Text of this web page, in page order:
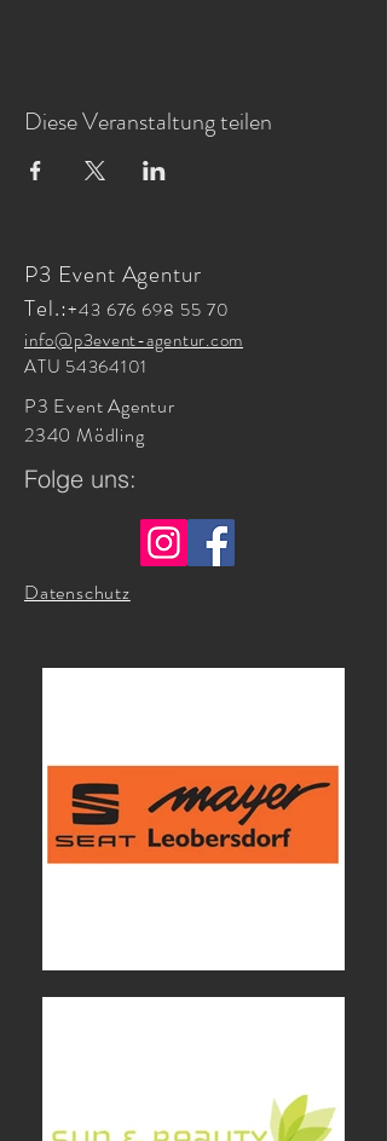
Diese Veranstaltung teilen
P3 Event Agentur
Tel.:+43 676 698 55 70
info@p3event-agentur.com
ATU 54364101
P3 Event Agentur
2340 Mödling
Folge uns:
Datenschutz